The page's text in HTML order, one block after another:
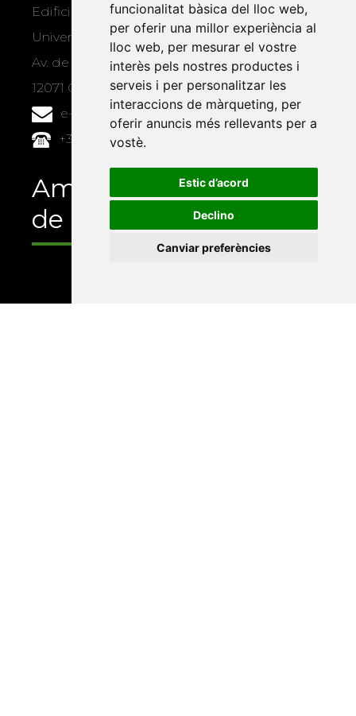
funcionalitat bàsica del lloc web,
per oferir una millor experiència al
lloc web, per mesurar el vostre
interès pels nostres productes i
serveis i per personalitzar les
interaccions de màrqueting, per
oferir anuncis més rellevants per a
vostè.
Estic d’acord
Declino
Canviar preferències
Edifici Àgora
Universitat Jaume I, local 10
Av. de Vicent Sos Baynat, s/n
12071 Castelló de la Plana
e-buc@vives.org
+34 964 72 89 93
Amb el suport
de